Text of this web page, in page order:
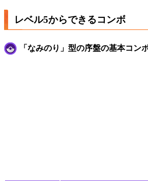
レベル5からできるコンボ
「なみのり」型の序盤の基本コン